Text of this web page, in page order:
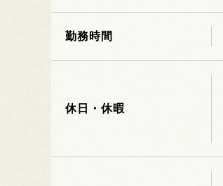
勤務時間
休日・休暇